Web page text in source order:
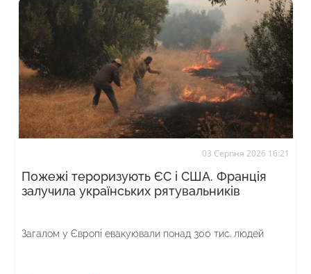
03 Серпня 2026 16:21
Пожежі тероризують ЄС і США. Франція
залучила українських рятувальників
Загалом у Європі евакуювали понад 300 тис. людей